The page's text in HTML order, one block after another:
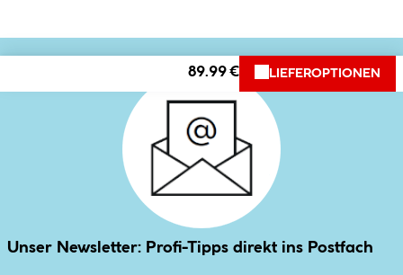
89.99 € LIEFEROPTIONEN
Unser Newsletter: Profi-Tipps direkt ins Postfach